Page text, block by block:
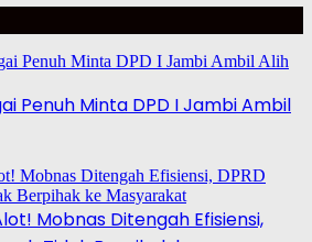
Penuh Minta DPD I Jambi Ambil
Mobnas Ditengah Efisiensi,